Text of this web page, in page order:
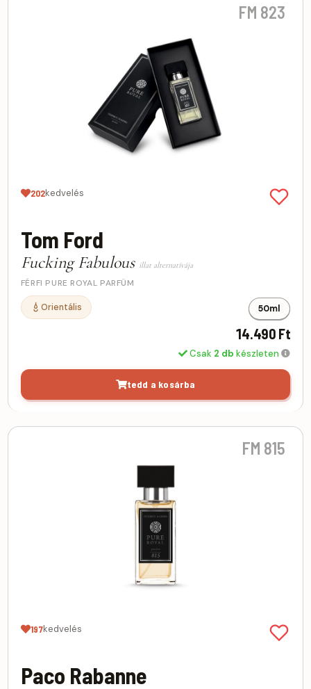
FM 823
202kedvelés
Tom Ford
Fucking Fabulous illat alternatívája
FÉRFI PURE ROYAL PARFÜM
Orientális 50ml
14.490 Ft
Csak 2 db készleten
tedd a kosárba
FM 815
197kedvelés
Paco Rabanne